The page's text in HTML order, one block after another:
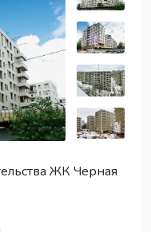
ЖК Черная